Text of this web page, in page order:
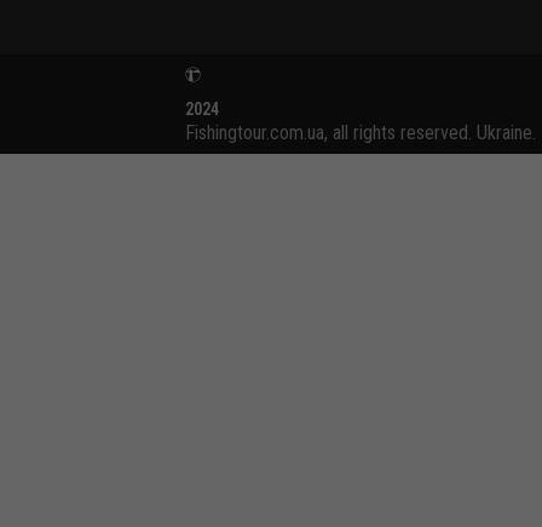
2024
Fishingtour.com.ua, all rights reserved. Ukraine.